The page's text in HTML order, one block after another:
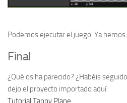
Podemos ejecutar el juego. Ya
Final
¿Qué os ha parecido? ¿Habéis
dejo el proyecto importado aquí:
Tutorial Tappy Plane